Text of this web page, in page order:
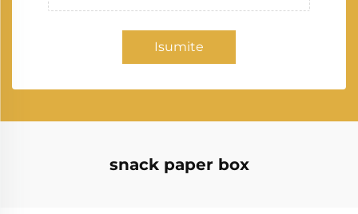
Isumite
snack paper box